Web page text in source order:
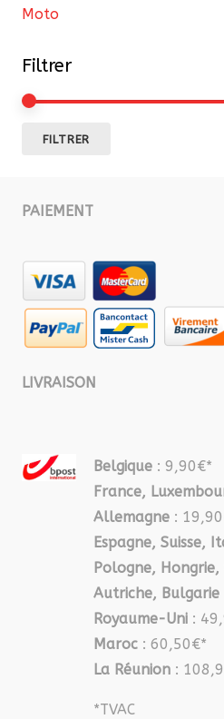
Moto
Filtrer
FILTRER
PAIEMENT
LIVRAISON
Belgique : 9,90€*
France,
Allemagne :
Espagne, Suisse,
Pologne, Hongrie,
Autriche, Bulgarie
Royaume-Uni :
Maroc : 60,50€*
La Réunion :
*TVAC